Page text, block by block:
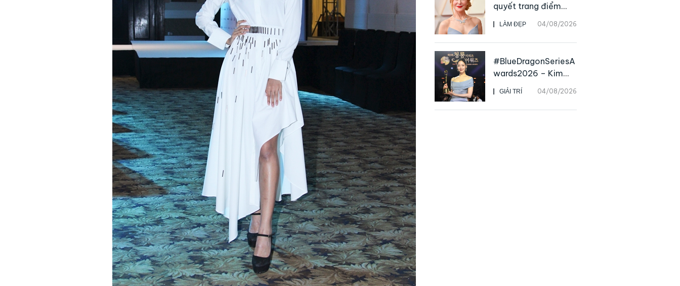
LÀM ĐẸP 04/08/2026
quyết trang điểm
“hack” tuổi như các
nữ minh tinh hàng
đầu
GIẢI TRÍ 04/08/2026
#BlueDragonSeriesA
wards2026 – Kim
Go Eun chiến thắng
Daesang, niềm vui
nhân đôi của Park Bo